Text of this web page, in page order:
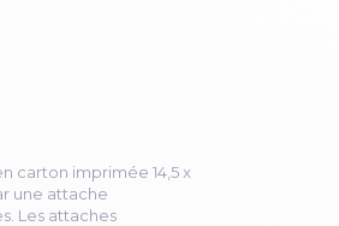
carton imprimée 14,5 x
une attache
Les attaches